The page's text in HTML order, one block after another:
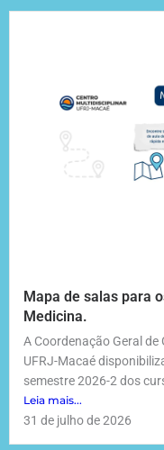
Mapa de salas para
Medicina.
A Coordenação Geral
UFRJ-Macaé
semestre 2026-2 dos
Leia mais...
31 de julho de 2026